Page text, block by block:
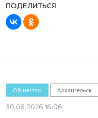
Общество Архангельск
30.06.2026 16:06